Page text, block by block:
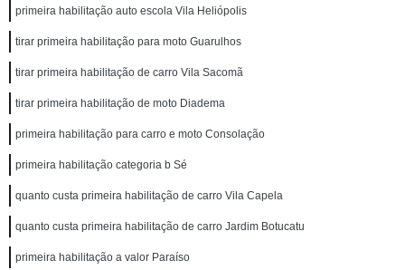
primeira habilitação auto escola Vila Heliópolis
tirar primeira habilitação para moto Guarulhos
tirar primeira habilitação de carro Vila Sacomã
tirar primeira habilitação de moto Diadema
primeira habilitação para carro e moto Consolação
primeira habilitação categoria b Sé
quanto custa primeira habilitação de carro Vila Capela
quanto custa primeira habilitação de carro Jardim Botucatu
primeira habilitação a valor Paraíso